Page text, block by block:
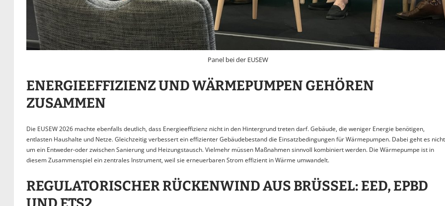
Panel bei der EUSEW
ENERGIEEFFIZIENZ UND WÄRMEPUMPEN GEHÖREN
ZUSAMMEN
Die EUSEW 2026 machte ebenfalls deutlich, dass Energieeffizienz nicht in den Hintergrund treten darf. Gebäude, die weniger Energie benötigen,
entlasten Haushalte und Netze. Gleichzeitig verbessert ein effizienter Gebäudebestand die Einsatzbedingungen für Wärmepumpen. Dabei geht es nicht
um ein Entweder-oder zwischen Sanierung und Heizungstausch. Vielmehr müssen Maßnahmen sinnvoll kombiniert werden. Die Wärmepumpe ist in
diesem Zusammenspiel ein zentrales Instrument, weil sie erneuerbaren Strom effizient in Wärme umwandelt.
REGULATORISCHER RÜCKENWIND AUS BRÜSSEL: EED, EPBD